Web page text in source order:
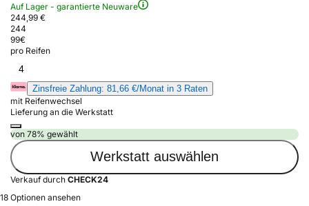
Auf Lager - garantierte Neuware
244,99 €
244
99€
pro Reifen
4
Zinsfreie Zahlung: 81,66 €/Monat in 3 Raten
mit Reifenwechsel
Lieferung an die Werkstatt
von 78% gewählt
Werkstatt auswählen
Verkauf durch CHECK24
18 Optionen ansehen